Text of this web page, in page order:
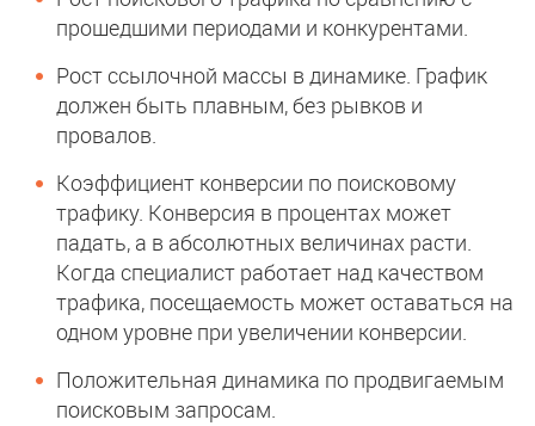
прошедшими периодами и конкурентами.
Рост ссылочной массы в динамике. График
должен быть плавным, без рывков и
провалов.
Коэффициент конверсии по поисковому
трафику. Конверсия в процентах может
падать, а в абсолютных величинах расти.
Когда специалист работает над качеством
трафика, посещаемость может оставаться на
одном уровне при увеличении конверсии.
Положительная динамика по продвигаемым
поисковым запросам.